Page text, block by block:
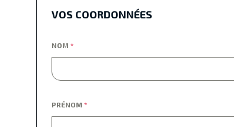
VOS COORDONNÉES
NOM *
PRÉNOM *